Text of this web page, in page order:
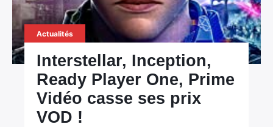
Actualités
Interstellar, Inception,
Ready Player One, Prime
Vidéo casse ses prix
VOD !